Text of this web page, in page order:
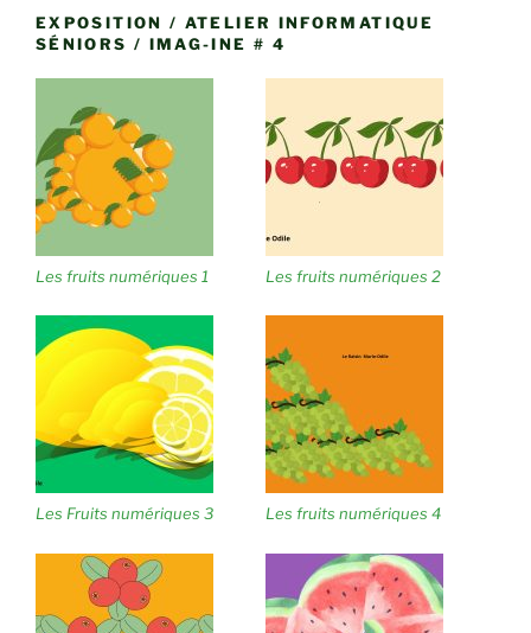
EXPOSITION / ATELIER INFORMATIQUE
SÉNIORS / IMAG-INE # 4
Les fruits numériques 1 Les fruits numériques 2
Les Fruits numériques 3 Les fruits numériques 4